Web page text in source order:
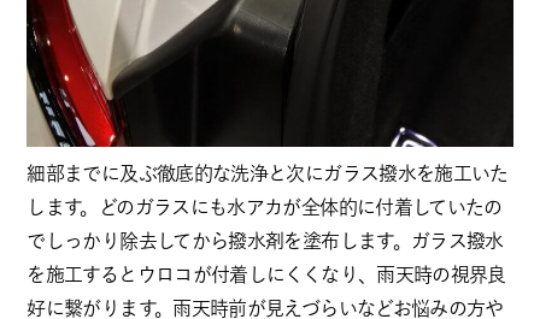
細部までに及ぶ徹底的な洗浄と次にガラス撥水を施工いた
します。どのガラスにも水アカが全体的に付着していたの
でしっかり除去してから撥水剤を塗布します。ガラス撥水
を施工するとウロコが付着しにくくなり、雨天時の視界良
好に繋がります。雨天時前が見えづらいなどお悩みの方や